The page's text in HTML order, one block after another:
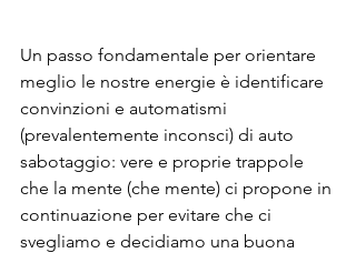
Un passo fondamentale per orientare
meglio le nostre energie è identificare
convinzioni e automatismi
(prevalentemente inconsci) di auto
sabotaggio: vere e proprie trappole
che la mente (che mente) ci propone in
continuazione per evitare che ci
svegliamo e decidiamo una buona